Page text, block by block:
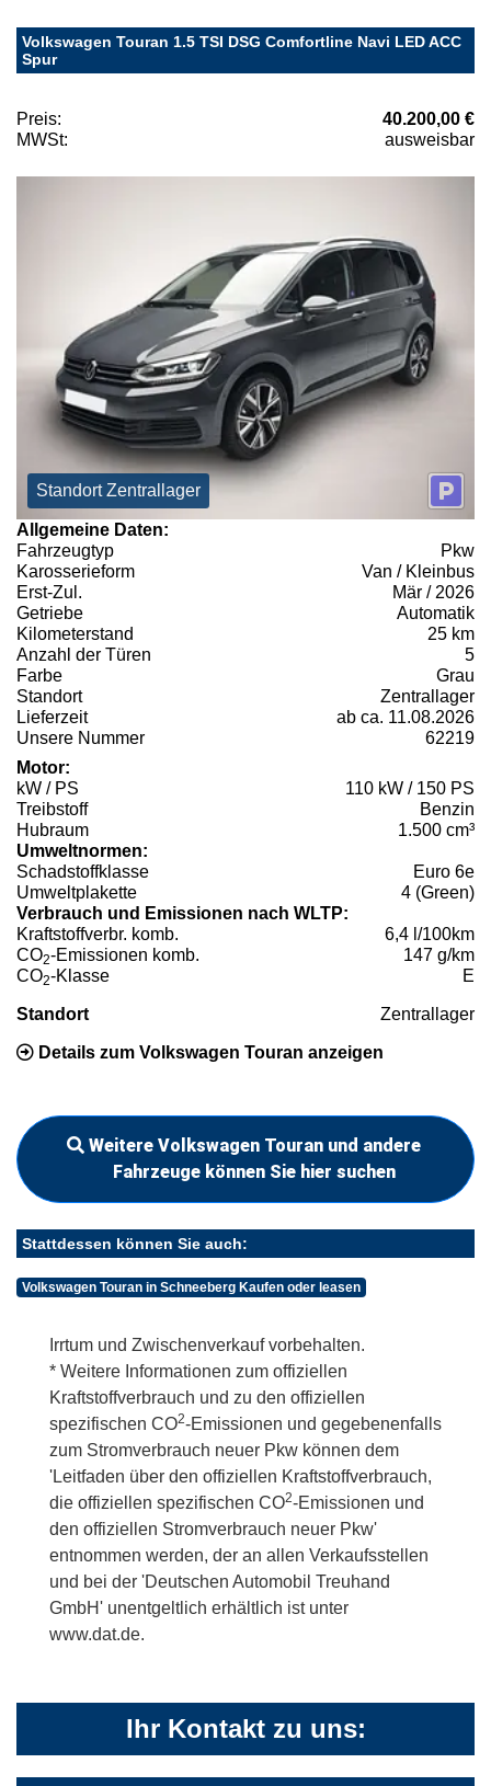
Volkswagen Touran 1.5 TSI DSG Comfortline Navi LED ACC
Spur
Preis:
40.200,00 €
MWSt:
ausweisbar
Standort Zentrallager
Allgemeine Daten:
Fahrzeugtyp
Pkw
Karosserieform
Van / Kleinbus
Erst-Zul.
Mär / 2026
Getriebe
Automatik
Kilometerstand
25 km
Anzahl der Türen
5
Farbe
Grau
Standort
Zentrallager
Lieferzeit
ab ca. 11.08.2026
Unsere Nummer
62219
Motor:
kW / PS
110 kW / 150 PS
Treibstoff
Benzin
Hubraum
1.500 cm³
Umweltnormen:
Schadstoffklasse
Euro 6e
Umweltplakette
4 (Green)
Verbrauch und Emissionen nach WLTP:
Kraftstoffverbr. komb.
6,4 l/100km
CO2-Emissionen komb.
147 g/km
CO2-Klasse E
Standort Zentrallager
Details zum Volkswagen Touran anzeigen
Weitere Volkswagen Touran und andere
Fahrzeuge können Sie hier suchen
Stattdessen können Sie auch:
Volkswagen Touran in Schneeberg Kaufen oder leasen
Irrtum und Zwischenverkauf vorbehalten.
* Weitere Informationen zum offiziellen
Kraftstoffverbrauch und zu den offiziellen
spezifischen CO2-Emissionen und gegebenenfalls
zum Stromverbrauch neuer Pkw können dem
'Leitfaden über den offiziellen Kraftstoffverbrauch,
die offiziellen spezifischen CO2-Emissionen und
den offiziellen Stromverbrauch neuer Pkw'
entnommen werden, der an allen Verkaufsstellen
und bei der 'Deutschen Automobil Treuhand
GmbH' unentgeltlich erhältlich ist unter
www.dat.de.
Ihr Kontakt zu uns: